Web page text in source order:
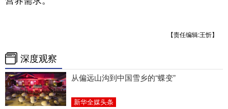
【责任编辑:王忻】
深度观察
从偏远山沟到中国雪乡的“蝶变”
新华全媒头条